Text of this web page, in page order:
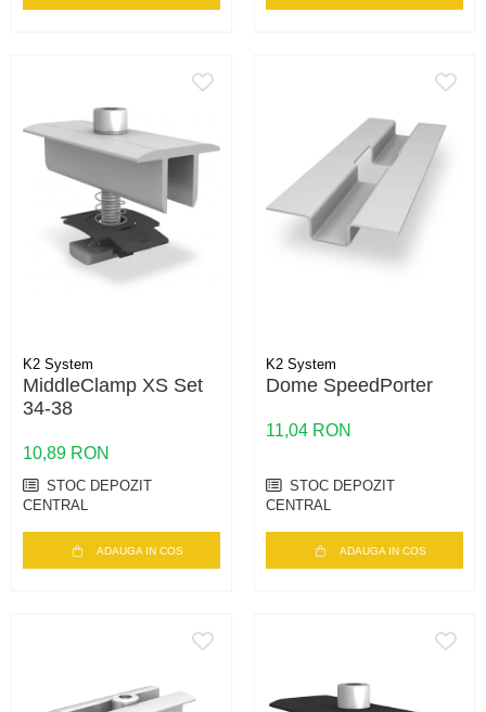
K2 System
MiddleClamp XS Set
34-38
10,89 RON
STOC DEPOZIT
CENTRAL
ADAUGA IN COS
K2 System
Dome SpeedPorter
11,04 RON
STOC DEPOZIT
CENTRAL
ADAUGA IN COS